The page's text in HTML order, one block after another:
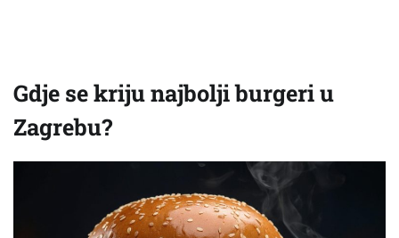
Gdje se kriju najbolji burgeri u
Zagrebu?